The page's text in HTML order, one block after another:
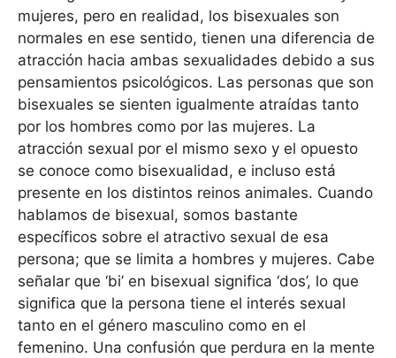
mujeres, pero en realidad, los bisexuales son
normales en ese sentido, tienen una diferencia de
atracción hacia ambas sexualidades debido a sus
pensamientos psicológicos. Las personas que son
bisexuales se sienten igualmente atraídas tanto
por los hombres como por las mujeres. La
atracción sexual por el mismo sexo y el opuesto
se conoce como bisexualidad, e incluso está
presente en los distintos reinos animales. Cuando
hablamos de bisexual, somos bastante
específicos sobre el atractivo sexual de esa
persona; que se limita a hombres y mujeres. Cabe
señalar que ‘bi’ en bisexual significa ‘dos’, lo que
significa que la persona tiene el interés sexual
tanto en el género masculino como en el
femenino. Una confusión que perdura en la mente